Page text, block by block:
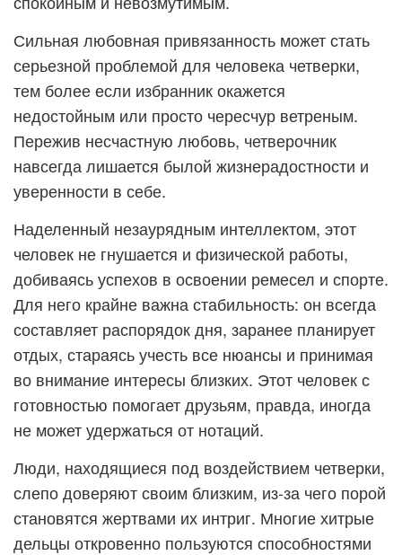
Сильная любовная привязанность может стать
серьезной проблемой для человека четверки,
тем более если избранник окажется
недостойным или просто чересчур ветреным.
Пережив несчастную любовь, четверочник
навсегда лишается былой жизнерадостности и
уверенности в себе.
Наделенный незаурядным интеллектом, этот
человек не гнушается и физической работы,
добиваясь успехов в освоении ремесел и спорте.
Для него крайне важна стабильность: он всегда
составляет распорядок дня, заранее планирует
отдых, стараясь учесть все нюансы и принимая
во внимание интересы близких. Этот человек с
готовностью помогает друзьям, правда, иногда
не может удержаться от нотаций.
Люди, находящиеся под воздействием четверки,
слепо доверяют своим близким, из-за чего порой
становятся жертвами их интриг. Многие хитрые
дельцы откровенно пользуются способностями